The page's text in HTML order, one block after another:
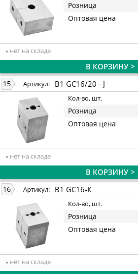
Розница
Оптовая цена
нет на складе
В КОРЗИНУ >
15 Артикул: B1 GC16/20 - J
Кол-во, шт.
Розница
Оптовая цена
нет на складе
В КОРЗИНУ >
16 Артикул: B1 GC16-К
Кол-во, шт.
Розница
Оптовая цена
нет на складе